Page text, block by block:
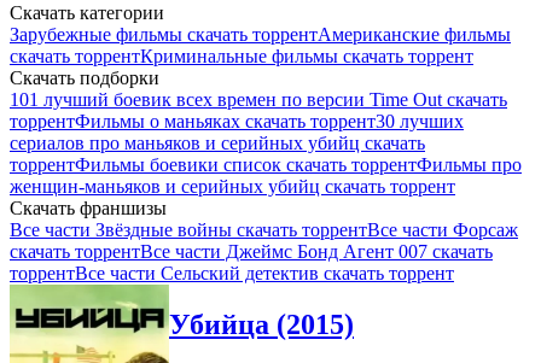
Скачать категории
Зарубежные фильмы скачать торрентАмериканские фильмы
скачать торрентКриминальные фильмы скачать торрент
Скачать подборки
101 лучший боевик всех времен по версии Time Out скачать
торрентФильмы о маньяках скачать торрент30 лучших
сериалов про маньяков и серийных убийц скачать
торрентФильмы боевики список скачать торрентФильмы про
женщин-маньяков и серийных убийц скачать торрент
Скачать франшизы
Все части Звёздные войны скачать торрентВсе части Форсаж
скачать торрентВсе части Джеймс Бонд Агент 007 скачать
торрентВсе части Сельский детектив скачать торрент
Убийца (2015)